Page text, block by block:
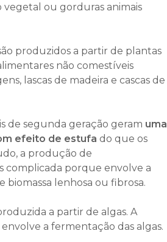
ou gorduras animais
produzidos a partir de plantas
não comestíveis
lascas de madeira e cascas de
de segunda geração geram uma
efeito de estufa do que os
a produção de
complicada porque envolve a
biomassa lenhosa ou fibrosa.
a partir de algas. A
a fermentação das algas.